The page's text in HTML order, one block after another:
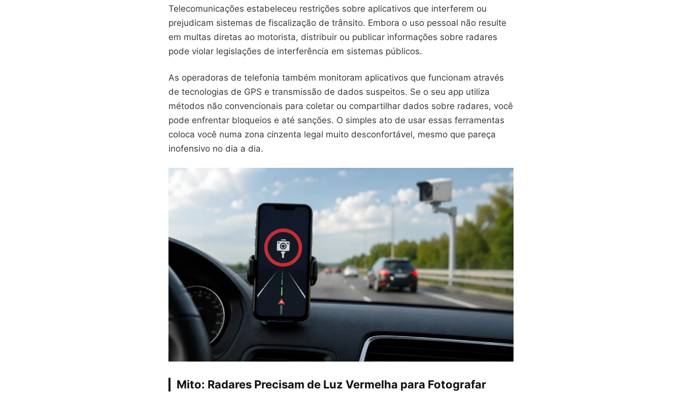
Telecomunicações estabeleceu restrições sobre aplicativos que interferem ou
prejudicam sistemas de fiscalização de trânsito. Embora o uso pessoal não resulte
em multas diretas ao motorista, distribuir ou publicar informações sobre radares
pode violar legislações de interferência em sistemas públicos.
As operadoras de telefonia também monitoram aplicativos que funcionam através
de tecnologias de GPS e transmissão de dados suspeitos. Se o seu app utiliza
métodos não convencionais para coletar ou compartilhar dados sobre radares, você
pode enfrentar bloqueios e até sanções. O simples ato de usar essas ferramentas
coloca você numa zona cinzenta legal muito desconfortável, mesmo que pareça
inofensivo no dia a dia.
Mito: Radares Precisam de Luz Vermelha para Fotografar